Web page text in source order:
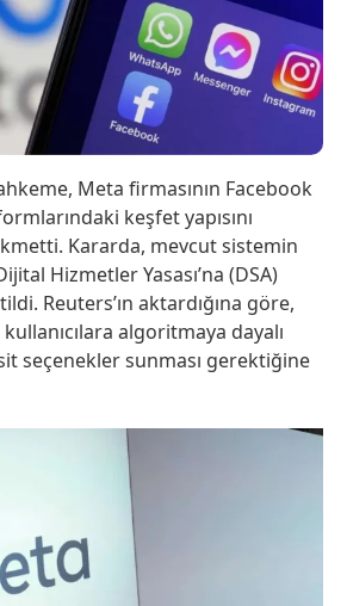
Meta firmasının Facebook
keşfet yapısını
Kararda, mevcut sistemin
Hizmetler Yasası’na (DSA)
Reuters’ın aktardığına göre,
algoritmaya dayalı
seçenekler sunması gerektiğine